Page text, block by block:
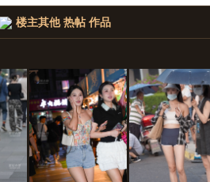
楼主其他 热帖 作品